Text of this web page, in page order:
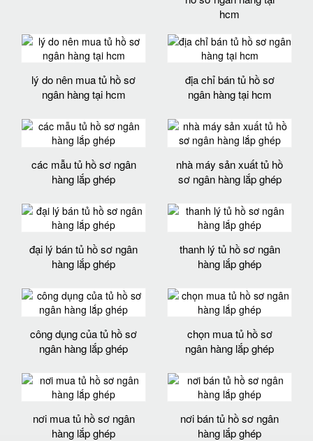
hcm
lý do nên mua tủ hồ sơ
ngân hàng tại hcm
địa chỉ bán tủ hồ sơ
ngân hàng tại hcm
các mẫu tủ hồ sơ ngân
hàng lắp ghép
nhà máy sản xuất tủ hồ
sơ ngân hàng lắp ghép
đại lý bán tủ hồ sơ ngân
hàng lắp ghép
thanh lý tủ hồ sơ ngân
hàng lắp ghép
công dụng của tủ hồ sơ
ngân hàng lắp ghép
chọn mua tủ hồ sơ
ngân hàng lắp ghép
nơi mua tủ hồ sơ ngân
hàng lắp ghép
nơi bán tủ hồ sơ ngân
hàng lắp ghép